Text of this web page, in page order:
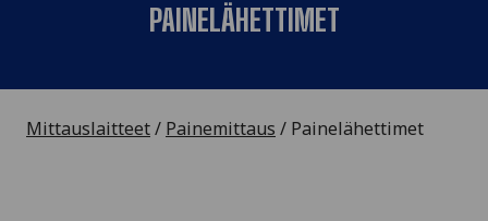
PAINELÄHETTIMET
Mittauslaitteet/ Painemittaus / Painelähettimet